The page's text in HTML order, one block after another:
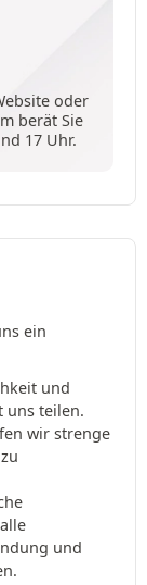
oder
berät Sie
17 Uhr.
ein
und
uns teilen.
wir strenge
und